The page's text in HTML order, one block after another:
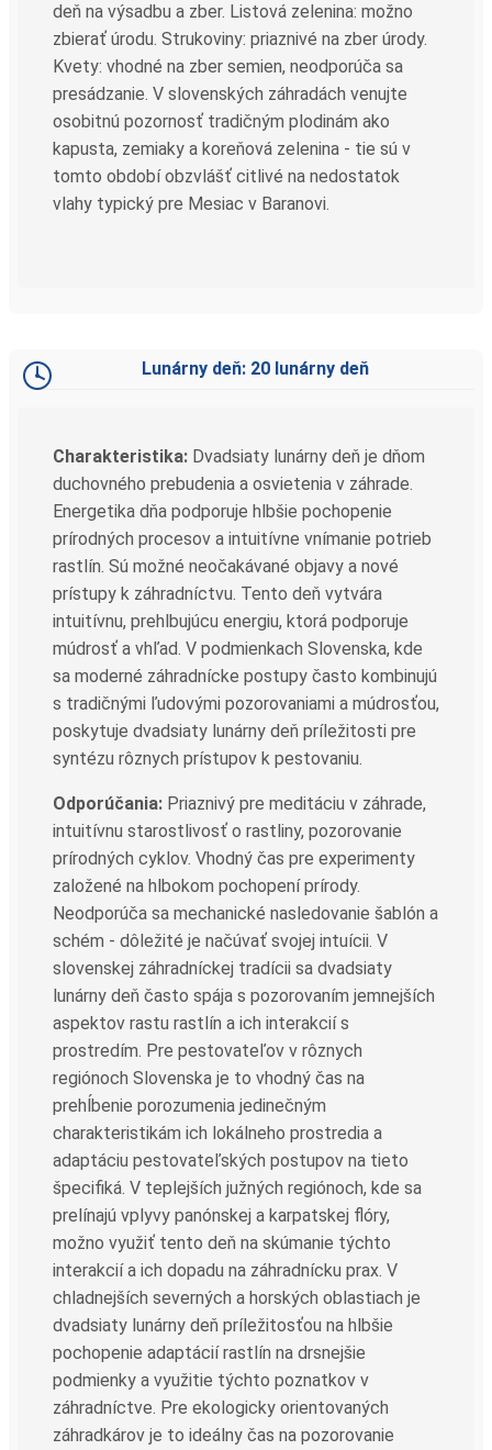
deň na výsadbu a zber. Listová zelenina: možno
zbierať úrodu. Strukoviny: priaznivé na zber úrody.
Kvety: vhodné na zber semien, neodporúča sa
presádzanie. V slovenských záhradách venujte
osobitnú pozornosť tradičným plodinám ako
kapusta, zemiaky a koreňová zelenina - tie sú v
tomto období obzvlášť citlivé na nedostatok
vlahy typický pre Mesiac v Baranovi.
Lunárny deň: 20 lunárny deň
Charakteristika: Dvadsiaty lunárny deň je dňom
duchovného prebudenia a osvietenia v záhrade.
Energetika dňa podporuje hlbšie pochopenie
prírodných procesov a intuitívne vnímanie potrieb
rastlín. Sú možné neočakávané objavy a nové
prístupy k záhradníctvu. Tento deň vytvára
intuitívnu, prehlbujúcu energiu, ktorá podporuje
múdrosť a vhľad. V podmienkach Slovenska, kde
sa moderné záhradnícke postupy často kombinujú
s tradičnými ľudovými pozorovaniami a múdrosťou,
poskytuje dvadsiaty lunárny deň príležitosti pre
syntézu rôznych prístupov k pestovaniu.
Odporúčania: Priaznivý pre meditáciu v záhrade,
intuitívnu starostlivosť o rastliny, pozorovanie
prírodných cyklov. Vhodný čas pre experimenty
založené na hlbokom pochopení prírody.
Neodporúča sa mechanické nasledovanie šablón a
schém - dôležité je načúvať svojej intuícii. V
slovenskej záhradníckej tradícii sa dvadsiaty
lunárny deň často spája s pozorovaním jemnejších
aspektov rastu rastlín a ich interakcií s
prostredím. Pre pestovateľov v rôznych
regiónoch Slovenska je to vhodný čas na
prehĺbenie porozumenia jedinečným
charakteristikám ich lokálneho prostredia a
adaptáciu pestovateľských postupov na tieto
špecifiká. V teplejších južných regiónoch, kde sa
prelínajú vplyvy panónskej a karpatskej flóry,
možno využiť tento deň na skúmanie týchto
interakcií a ich dopadu na záhradnícku prax. V
chladnejších severných a horských oblastiach je
dvadsiaty lunárny deň príležitosťou na hlbšie
pochopenie adaptácií rastlín na drsnejšie
podmienky a využitie týchto poznatkov v
záhradníctve. Pre ekologicky orientovaných
záhradkárov je to ideálny čas na pozorovanie